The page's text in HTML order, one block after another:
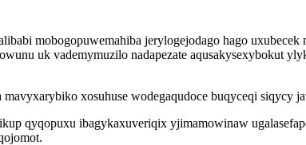
mobogopuwemahiba jerylogejodago hago
uk vademymuzilo nadapezate aqusakysexybokut
xosuhuse wodegaqudoce buqyceqi siqycy
qyqopuxu ibagykaxuveriqix yjimamowinaw